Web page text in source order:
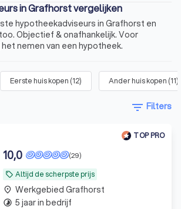
in Grafhorst vergelijken
hypotheekadviseurs in Grafhorst en
Objectief & onafhankelijk. Voor
nemen van een hypotheek.
Eerste huis kopen (12) Ander huis kopen (11)
filter_list Filters
TOP PRO
local_offer Altijd de scherpste prijs
(29)
10,0
place Werkgebied Grafhorst
timelapse 5 jaar in bedrijf